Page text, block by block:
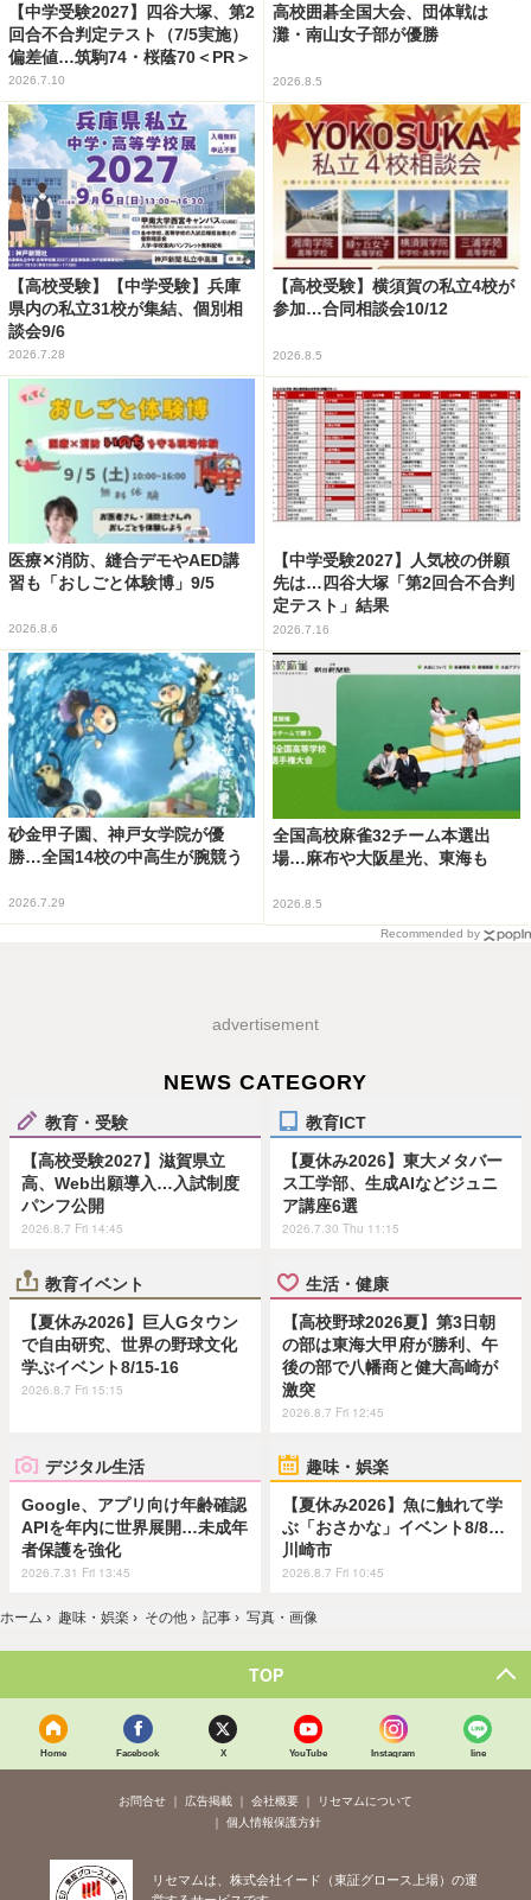
【中学受験2027】四谷大塚、第2
回合不合判定テスト（7/5実施）
偏差値…筑駒74・桜蔭70＜PR＞
2026.7.10
高校囲碁全国大会、団体戦は
灘・南山女子部が優勝
2026.8.5
【高校受験】【中学受験】兵庫
県内の私立31校が集結、個別相
談会9/6
2026.7.28
【高校受験】横須賀の私立4校が
参加…合同相談会10/12
2026.8.5
医療✕消防、縫合デモやAED講
習も「おしごと体験博」9/5
2026.8.6
【中学受験2027】人気校の併願
先は…四谷大塚「第2回合不合判
定テスト」結果
2026.7.16
砂金甲子園、神戸女学院が優
勝…全国14校の中高生が腕競う
2026.7.29
全国高校麻雀32チーム本選出
場…麻布や大阪星光、東海も
2026.8.5
Recommended by
advertisement
NEWS CATEGORY
教育・受験
【高校受験2027】滋賀県立
高、Web出願導入…入試制度
パンフ公開
2026.8.7 Fri 14:45
教育ICT
【夏休み2026】東大メタバー
ス工学部、生成AIなどジュニ
ア講座6選
2026.7.30 Thu 11:15
教育イベント
【夏休み2026】巨人Gタウン
で自由研究、世界の野球文化
学ぶイベント8/15-16
2026.8.7 Fri 15:15
生活・健康
【高校野球2026夏】第3日朝
の部は東海大甲府が勝利、午
後の部で八幡商と健大高崎が
激突
2026.8.7 Fri 12:45
デジタル生活
Google、アプリ向け年齢確認
APIを年内に世界展開…未成年
者保護を強化
2026.7.31 Fri 13:45
趣味・娯楽
【夏休み2026】魚に触れて学
ぶ「おさかな」イベント8/8…
川崎市
2026.8.7 Fri 10:45
ホーム › 趣味・娯楽 › その他 › 記事 › 写真・画像
TOP
Home Facebook X YouTube Instagram line
お問合せ 広告掲載 会社概要
リセマムについて
個人情報保護方針
リセマムは、株式会社イード（東証グロース上場）の運